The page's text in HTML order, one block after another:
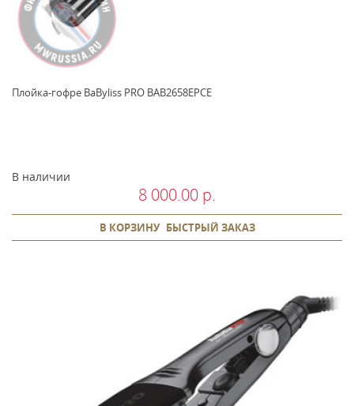
Плойка-гофре BaByliss PRO BAB2658EPCE
В наличии
8 000.00 р.
В КОРЗИНУ БЫСТРЫЙ ЗАКАЗ